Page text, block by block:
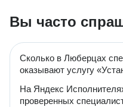
Вы часто
Сколько в Люберцах
оказывают услугу
На Яндекс
проверенных